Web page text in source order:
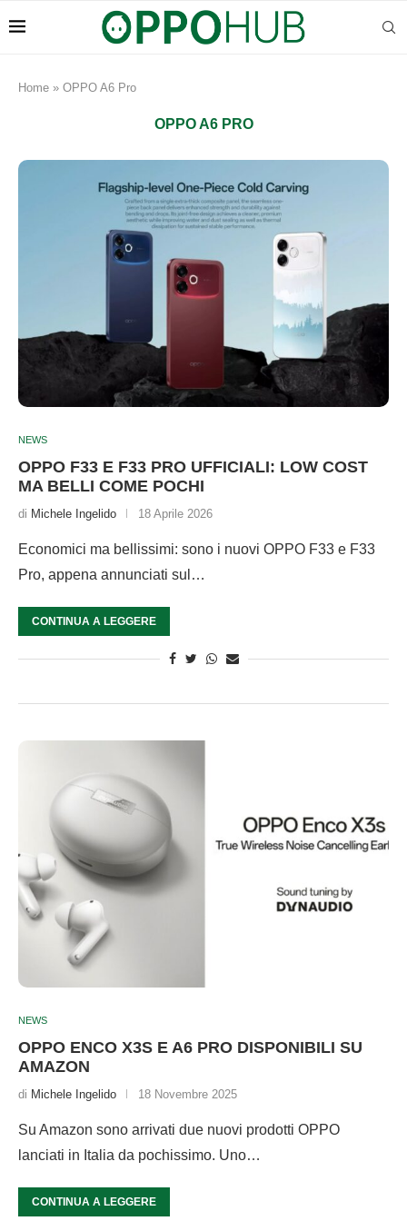
Home » OPPO A6 Pro
OPPO A6 PRO
NEWS
OPPO F33 E F33 PRO UFFICIALI: LOW COST
MA BELLI COME POCHI
di Michele Ingelido 18 Aprile 2026
Economici ma bellissimi: sono i nuovi OPPO F33 e F33
Pro, appena annunciati sul…
CONTINUA A LEGGERE
NEWS
OPPO ENCO X3S E A6 PRO DISPONIBILI SU
AMAZON
di Michele Ingelido 18 Novembre 2025
Su Amazon sono arrivati due nuovi prodotti OPPO
lanciati in Italia da pochissimo. Uno…
CONTINUA A LEGGERE